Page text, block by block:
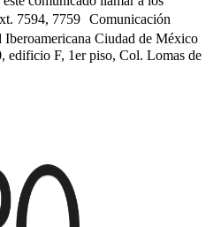
7594, 7759 Comunicación
Ciudad de México
edificio F, 1er piso, Col. Lomas de